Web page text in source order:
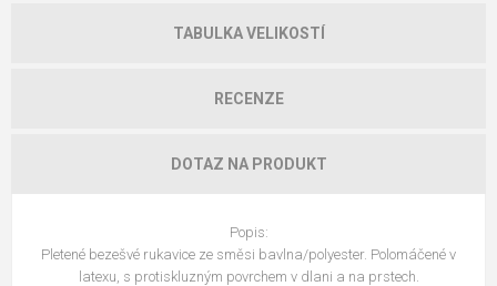
TABULKA VELIKOSTÍ
RECENZE
DOTAZ NA PRODUKT
Popis:
Pletené bezešvé rukavice ze směsi bavlna/polyester. Polomáčené v
latexu, s protiskluzným povrchem v dlani a na prstech.